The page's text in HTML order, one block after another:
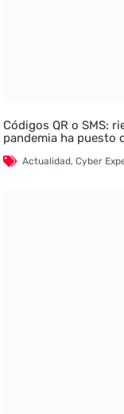
Códigos QR o SMS:
pandemia ha puesto
Actualidad,Cyber